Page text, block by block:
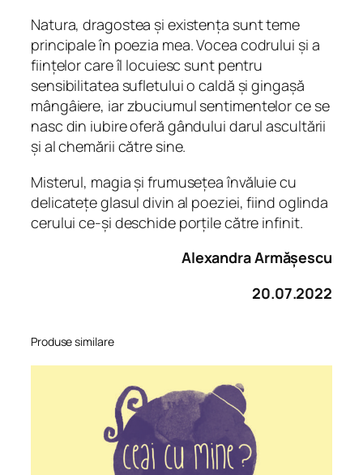
Natura, dragostea și existența sunt teme
principale în poezia mea. Vocea codrului și a
ființelor care îl locuiesc sunt pentru
sensibilitatea sufletului o caldă și gingașă
mângâiere, iar zbuciumul sentimentelor ce se
nasc din iubire oferă gândului darul ascultării
și al chemării către sine.
Misterul, magia și frumusețea învăluie cu
delicatețe glasul divin al poeziei, fiind oglinda
cerului ce-și deschide porțile către infinit.
Alexandra Armășescu
20.07.2022
Produse similare